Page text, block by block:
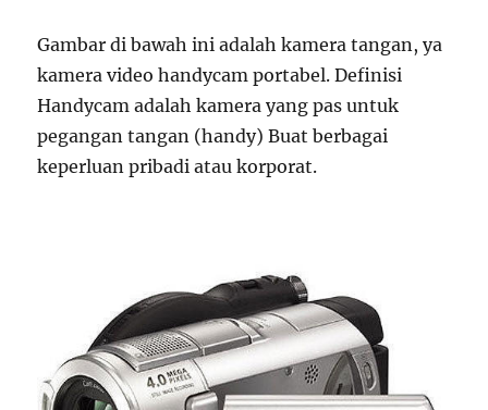
Gambar di bawah ini adalah kamera tangan, ya
kamera video handycam portabel. Definisi
Handycam adalah kamera yang pas untuk
pegangan tangan (handy) Buat berbagai
keperluan pribadi atau korporat.